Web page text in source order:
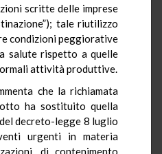
scritte delle imprese
tale riutilizzo
condizioni peggiorative
salute rispetto a quelle
attività produttive.
che la richiamata
ha sostituito quella
decreto-legge 8 luglio
urgenti in materia
di contenimento